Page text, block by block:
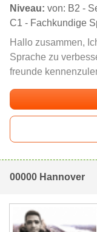
Niveau: von: B2 -
C1 - Fachkundige
Hallo zusammen,
Sprache zu
freunde
00000 Hannover